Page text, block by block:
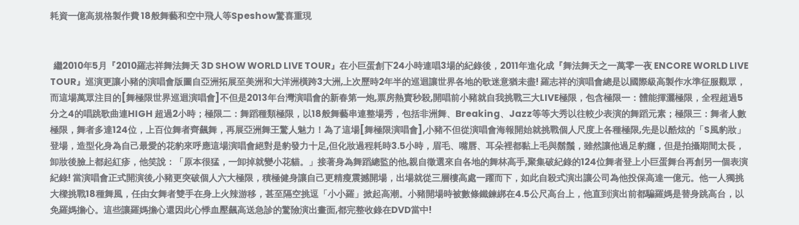
耗資一億高規格製作費18般舞藝和空中飛人等Speshow驚喜重現
繼2010年5月『2010羅志祥舞法舞天3D SHOW WORLD LIVE TOUR』在小巨蛋創下24小時連唱3場的紀錄後， 2011年進化成『舞法舞天之一萬零一夜ENCORE WORLD LIVE
TOUR』巡演更讓小豬的演唱會版圖自亞洲拓展至美洲和大洋洲橫跨3大洲,上次歷時2年半的巡迴讓世界各地的歌迷意猶未盡!羅志祥的演唱會總是以國際級高製作水準征服觀眾，
而這場萬眾注目的 [舞極限世界巡迴演唱會] 不但是2013年台灣演唱會的新春第一炮,票房熱賣秒殺,開唱前小豬就自我挑戰三大LIVE極限，包含極限一：體能揮灑極限，全程超過5
分之4的唱跳歌曲連HIGH 超過2小時；極限二：舞蹈種類極限，以18般舞藝串連整場秀，包括非洲舞、 Breaking、 Jazz等等大秀以往較少表演的舞蹈元素；極限三：舞者人數
極限，舞者多達124位，上百位舞者齊飆舞，再展亞洲舞王驚人魅力！為了這場 [舞極限演唱會],小豬不但從演唱會海報開始就挑戰個人尺度上各種極限,先是以酷炫的「S風豹妝」
登場，造型化身為自己最愛的花豹來呼應這場演唱會絕對是豹發力十足,但化妝過程耗時3.5小時，眉毛、嘴唇、耳朵裡都黏上毛與鬍鬚，雖然讓他過足豹癮，但是拍攝期間太長，
卸妝後臉上都起紅疹，他笑說：「原本很猛，一卸掉就變小花貓。」接著身為舞蹈總監的他,親自徵選來自各地的舞林高手,聚集破紀錄的124位舞者登上小巨蛋舞台再創另一個表演
紀錄!當演唱會正式開演後,小豬更突破個人六大極限，積極健身讓自己更精瘦震撼開場，出場就從三層樓高處一躍而下，如此自殺式演出讓公司為他投保高達一億元。他一人獨挑
大樑挑戰18種舞風，任由女舞者雙手在身上火辣游移，甚至隔空挑逗「小小羅」掀起高潮。小豬開場時被數條鐵鍊綁在4.5公尺高台上，他直到演出前都騙羅媽是替身跳高台，以
免羅媽擔心。這些讓羅媽擔心還因此心悸血壓飆高送急診的驚險演出畫面,都完整收錄在DVD當中!